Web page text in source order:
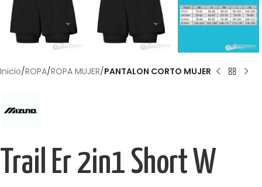
Inicio ROPA ROPA MUJER PANTALON CORTO MUJER
Trail Er 2in1 Short W